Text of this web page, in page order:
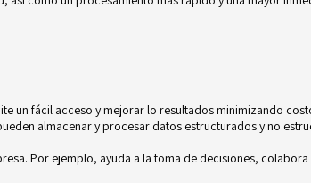
un fácil acceso y mejorar lo resultados minimizando
almacenar y procesar datos estructurados y no
Por ejemplo, ayuda a la toma de decisiones,